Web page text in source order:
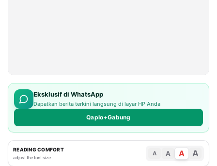
Eksklusif di WhatsApp
Dapatkan berita terkini langsung di layar HP Anda
Qaplo+Gabung
READING COMFORT
adjust the font size
A A A A